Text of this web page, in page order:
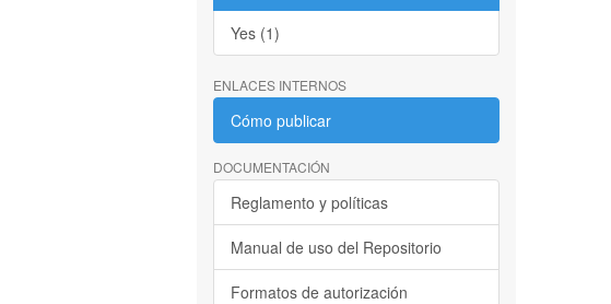
Yes (1)
ENLACES INTERNOS
Cómo publicar
DOCUMENTACIÓN
Reglamento y políticas
Manual de uso del Repositorio
Formatos de autorización